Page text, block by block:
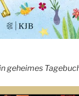
geheimes